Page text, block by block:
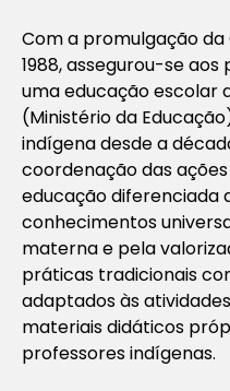
Com a promulgação
1988, assegurou-se
uma educação escolar
(Ministério da
indígena desde a
coordenação das
educação diferenciada
conhecimentos
materna e pela
práticas tradicionais
adaptados às
materiais didáticos
professores indígenas.